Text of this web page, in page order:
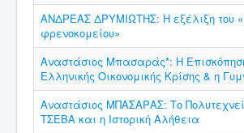
ΑΝΔΡΕΑΣ ΔΡΥΜΙΩΤΗΣ: Η εξέλιξη του
φρενοκομείου»
Αναστάσιος Μπασαράς*: Η
Ελληνικής Οικονομικής Κρίσης & η
Αναστάσιος ΜΠΑΣΑΡΑΣ: Το
ΤΣΕΒΑ και η Ιστορική Αλήθεια